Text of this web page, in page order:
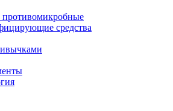
противомикробные
средства